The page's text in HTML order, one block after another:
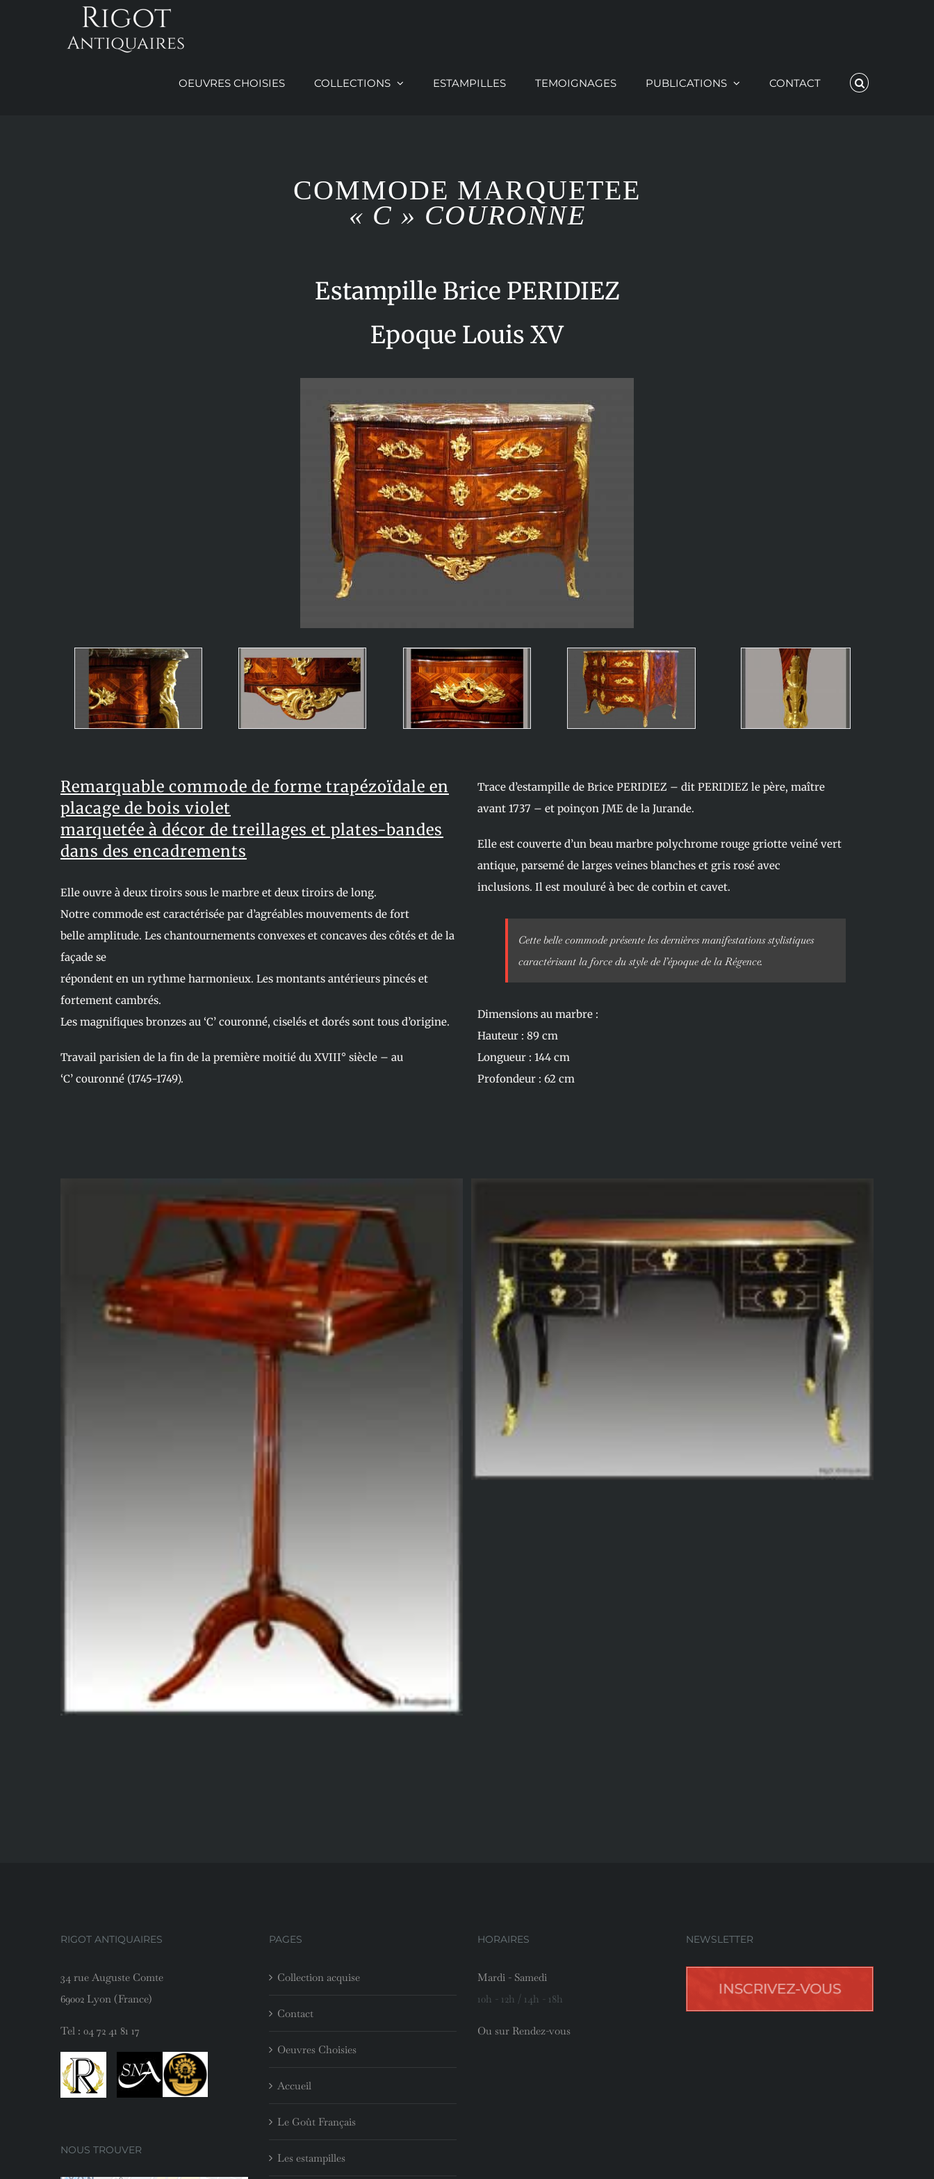
OEUVRES CHOISIES COLLECTIONS ESTAMPILLES TEMOIGNAGES PUBLICATIONS CONTACT
COMMODE MARQUETEE
« C » COURONNE
Estampille Brice PERIDIEZ
Epoque Louis XV
Remarquable commode de forme trapézoïdale en
placage de bois violet
marquetée à décor de treillages et plates-bandes
dans des encadrements
Elle ouvre à deux tiroirs sous le marbre et deux tiroirs de long.
Notre commode est caractérisée par d’agréables mouvements de fort
belle amplitude. Les chantournements convexes et concaves des côtés et de la
façade se
répondent en un rythme harmonieux. Les montants antérieurs pincés et
fortement cambrés.
Les magnifiques bronzes au ‘C’ couronné, ciselés et dorés sont tous d’origine.
Travail parisien de la fin de la première moitié du XVIII° siècle – au
‘C’ couronné (1745-1749).
Trace d’estampille de Brice PERIDIEZ – dit PERIDIEZ le père, maître
avant 1737 – et poinçon JME de la Jurande.
Elle est couverte d’un beau marbre polychrome rouge griotte veiné vert
antique, parsemé de larges veines blanches et gris rosé avec
inclusions. Il est mouluré à bec de corbin et cavet.
Cette belle commode présente les dernières manifestations stylistiques
caractérisant la force du style de l’époque de la Régence.
Dimensions au marbre :
Hauteur : 89 cm
Longueur : 144 cm
Profondeur : 62 cm
RIGOT ANTIQUAIRES
34 rue Auguste Comte
69002 Lyon (France)
Tel : 04 72 41 81 17
NOUS TROUVER
PAGES
Collection acquise
Contact
Oeuvres Choisies
Accueil
Le Goût Français
Les estampilles
HORAIRES
Mardi - Samedi
10h - 12h / 14h - 18h
Ou sur Rendez-vous
NEWSLETTER